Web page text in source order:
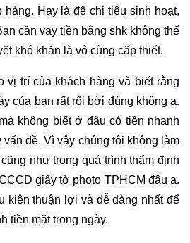
hàng. Hay là để chi tiêu sinh hoạt,
cần vay tiền bằng shk không thế
khó khăn là vô cùng cấp thiết.
vị trí của khách hàng và biết rằng
của bạn rất rối bời đúng không ạ.
không biết ở đâu có tiền nhanh
đề. Vì vậy chúng tôi không làm
như trong quá trình thẩm định
giấy tờ photo TPHCM đâu ạ.
kiện thuận lợi và dễ dàng nhất để
tiền mặt trong ngày.